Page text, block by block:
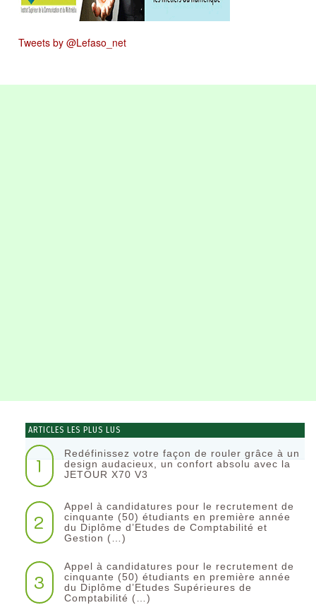
Tweets by @Lefaso_net
ARTICLES LES PLUS LUS
1
Redéfinissez votre façon de rouler grâce à un
design audacieux, un confort absolu avec la
JETOUR X70 V3
2
Appel à candidatures pour le recrutement de
cinquante (50) étudiants en première année
du Diplôme d’Etudes de Comptabilité et
Gestion (…)
3
Appel à candidatures pour le recrutement de
cinquante (50) étudiants en première année
du Diplôme d’Etudes Supérieures de
Comptabilité (…)